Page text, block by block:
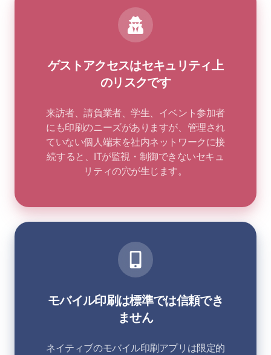
ゲストアクセスはセキュリティ上
のリスクです
来訪者、請負業者、学生、イベント参加者
にも印刷のニーズがありますが、管理され
ていない個人端末を社内ネットワークに接
続すると、ITが監視・制御できないセキュ
リティの穴が生じます。
モバイル印刷は標準では信頼でき
ません
ネイティブのモバイル印刷アプリは限定的